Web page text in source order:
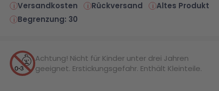
Minifiguren
Speed Champions
Sports Action
Wiltopia
Versandkosten Rückversand
Altes Produkt
Begrenzung: 30
Achtung! Nicht für Kinder unter drei Jahren
geeignet. Erstickungsgefahr. Enthält Kleinteile.